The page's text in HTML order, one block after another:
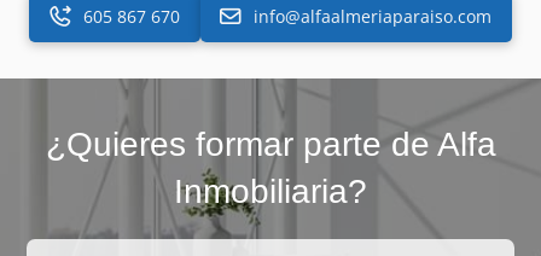
605 867 670 info@alfaalmeriaparaiso.com
¿Quieres formar parte de Alfa
Inmobiliaria?